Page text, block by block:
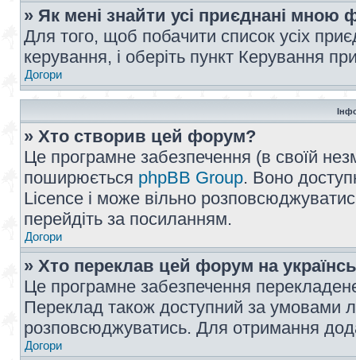
» Як мені знайти усі приєднані мною
Для того, щоб побачити список усіх
керування, і оберіть пункт Керування
Догори
» Хто створив цей форум?
Це програмне забезпечення (в своїй
поширюється phpBB Group. Воно
Licence і може вільно
перейдіть за посиланням.
Догори
» Хто переклав цей форум на
Це програмне забезпечення
Переклад також доступний за умовами
розповсюджуватись. Для отримання
Догори